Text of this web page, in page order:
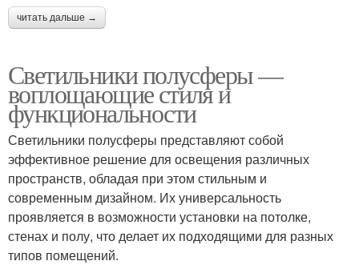
читать дальше →
Светильники полусферы —
воплощающие стиля и
функциональности
Светильники полусферы представляют собой
эффективное решение для освещения различных
пространств, обладая при этом стильным и
современным дизайном. Их универсальность
проявляется в возможности установки на потолке,
стенах и полу, что делает их подходящими для разных
типов помещений.